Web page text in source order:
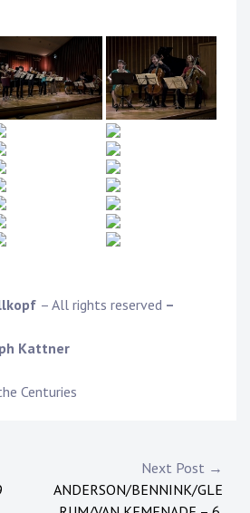
– All rights reserved –
Kattner
Centuries
Next Post →
ANDERSON/BENNINK/GLE